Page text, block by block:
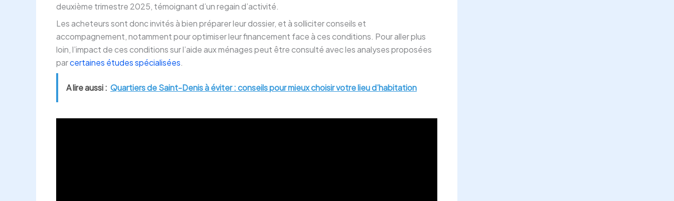
deuxième trimestre 2025, témoignant d’un regain d’activité.
Les acheteurs sont donc invités à bien préparer leur dossier, et à solliciter conseils et
accompagnement, notamment pour optimiser leur financement face à ces conditions. Pour aller plus
loin, l’impact de ces conditions sur l’aide aux ménages peut être consulté avec les analyses proposées
parcertaines études spécialisées.
A lire aussi : Quartiers de Saint-Denis à éviter : conseils pour mieux choisir votre lieu d’habitation